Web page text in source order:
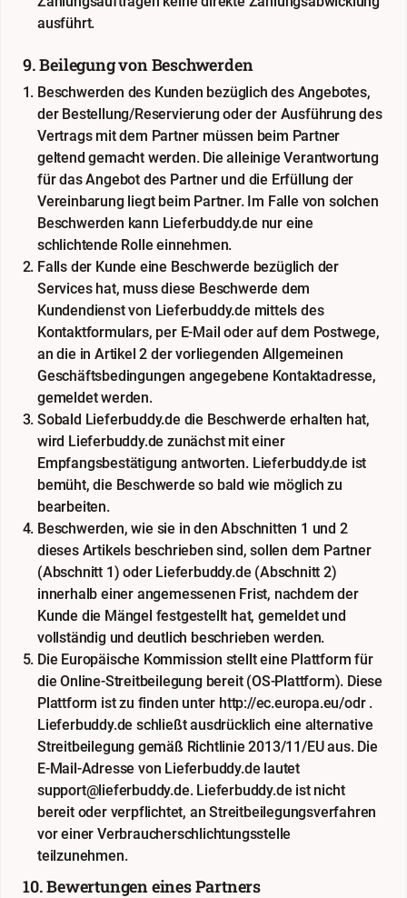
ausführt.
9. Beilegung von Beschwerden
Beschwerden des Kunden bezüglich des Angebotes,
der Bestellung/Reservierung oder der Ausführung des
Vertrags mit dem Partner müssen beim Partner
geltend gemacht werden. Die alleinige Verantwortung
für das Angebot des Partner und die Erfüllung der
Vereinbarung liegt beim Partner. Im Falle von solchen
Beschwerden kann Lieferbuddy.de nur eine
schlichtende Rolle einnehmen.
Falls der Kunde eine Beschwerde bezüglich der
Services hat, muss diese Beschwerde dem
Kundendienst von Lieferbuddy.de mittels des
Kontaktformulars, per E-Mail oder auf dem Postwege,
an die in Artikel 2 der vorliegenden Allgemeinen
Geschäftsbedingungen angegebene Kontaktadresse,
gemeldet werden.
Sobald Lieferbuddy.de die Beschwerde erhalten hat,
wird Lieferbuddy.de zunächst mit einer
Empfangsbestätigung antworten. Lieferbuddy.de ist
bemüht, die Beschwerde so bald wie möglich zu
bearbeiten.
Beschwerden, wie sie in den Abschnitten 1 und 2
dieses Artikels beschrieben sind, sollen dem Partner
(Abschnitt 1) oder Lieferbuddy.de (Abschnitt 2)
innerhalb einer angemessenen Frist, nachdem der
Kunde die Mängel festgestellt hat, gemeldet und
vollständig und deutlich beschrieben werden.
Die Europäische Kommission stellt eine Plattform für
die Online-Streitbeilegung bereit (OS-Plattform). Diese
Plattform ist zu finden unter http://ec.europa.eu/odr .
Lieferbuddy.de schließt ausdrücklich eine alternative
Streitbeilegung gemäß Richtlinie 2013/11/EU aus. Die
E-Mail-Adresse von Lieferbuddy.de lautet
support@lieferbuddy.de. Lieferbuddy.de ist nicht
bereit oder verpflichtet, an Streitbeilegungsverfahren
vor einer Verbraucherschlichtungsstelle
teilzunehmen.
10. Bewertungen eines Partners